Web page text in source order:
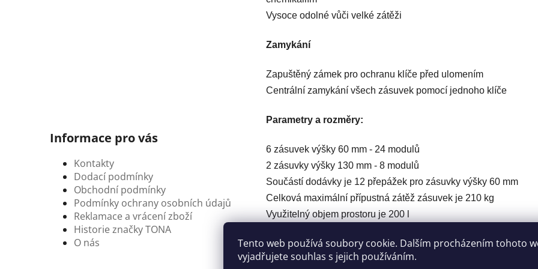
Tento web používá soubory cookie. Dalším procházením tohoto
vyjadřujete souhlas s jejich používáním.
Informace pro vás
Kontakty
Dodací podmínky
Obchodní podmínky
Podmínky ochrany osobních údajů
Reklamace a vrácení zboží
Historie značky TONA
O nás
Vysoce odolné vůči velké zátěži
Zamykání
Zapuštěný zámek pro ochranu klíče před ulomením
Centrální zamykání všech zásuvek pomocí jednoho klíče
Parametry a rozměry:
6 zásuvek výšky 60 mm - 24 modulů
2 zásuvky výšky 130 mm - 8 modulů
Součástí dodávky je 12 přepážek pro zásuvky výšky 60 mm
Celková maximální přípustná zátěž zásuvek je 210 kg
Využitelný objem prostoru je 200 l
Maximální zatížení pracovní desky: 1000 kg
Hmotnost: 92,5 kg